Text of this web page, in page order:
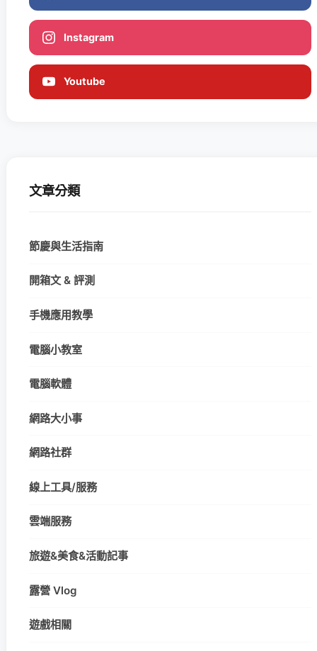
Instagram
Youtube
文章分類
節慶與生活指南
開箱文 & 評測
手機應用教學
電腦小教室
電腦軟體
網路大小事
網路社群
線上工具/服務
雲端服務
旅遊&美食&活動記事
露營 Vlog
遊戲相關